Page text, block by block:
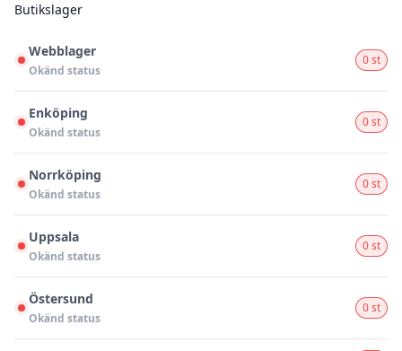
Butikslager
Webblager
Okänd status
0 st
Enköping
Okänd status
0 st
Norrköping
Okänd status
0 st
Uppsala
Okänd status
0 st
Östersund
Okänd status
0 st